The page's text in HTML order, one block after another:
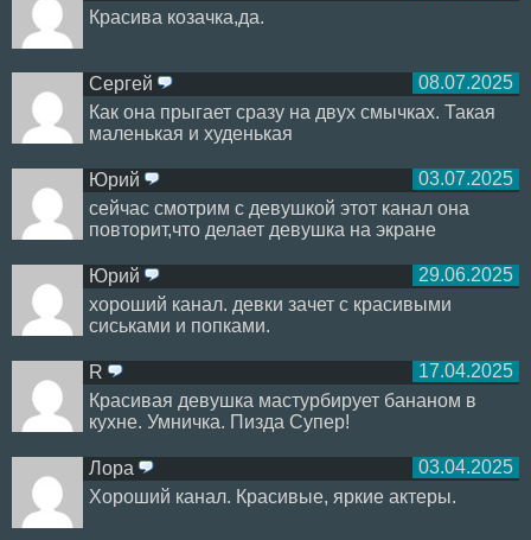
Красива козачка,да.
08.07.2025
Сергей
Как она прыгает сразу на двух смычках. Такая
маленькая и худенькая
03.07.2025
Юрий
сейчас смотрим с девушкой этот канал она
повторит,что делает девушка на экране
29.06.2025
Юрий
хороший канал. девки зачет с красивыми
сиськами и попками.
17.04.2025
R
Красивая девушка мастурбирует бананом в
кухне. Умничка. Пизда Супер!
03.04.2025
Лора
Хороший канал. Красивые, яркие актеры.